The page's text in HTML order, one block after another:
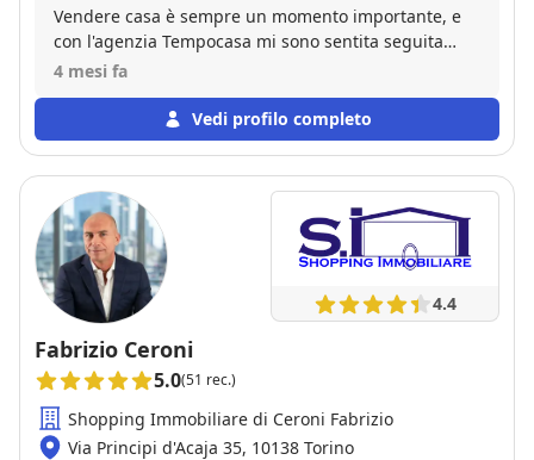
Vendere casa è sempre un momento importante, e
con l'agenzia Tempocasa mi sono sentita seguita
davvero dall’inizio alla fine. Ho trovato persone
dubbio, senza mai farmi sentire “uno dei tanti”. Mi
hanno accompagnato passo dopo passo con grande
davvero la differenza. Consiglio Tempocasa a chi
cerca non solo competenza, ma anche attenzione e
fiducia.
4 mesi fa
Vedi profilo completo
4.4
Fabrizio Ceroni
5.0(51 rec.)
Shopping Immobiliare di Ceroni Fabrizio
Via Principi d'Acaja 35, 10138 Torino